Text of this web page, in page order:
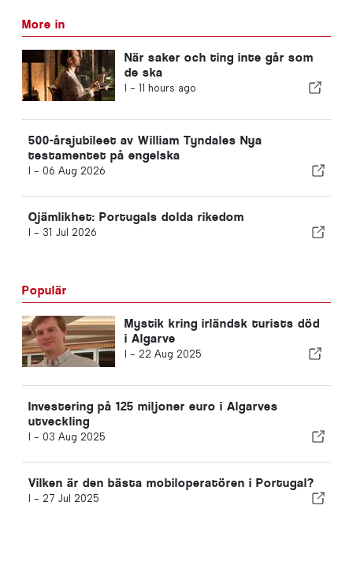
More in
När saker och ting inte går som
de ska
I - 11 hours ago
500-årsjubileet av William Tyndales Nya
testamentet på engelska
I - 06 Aug 2026
Ojämlikhet: Portugals dolda rikedom
I - 31 Jul 2026
Populär
Mystik kring irländsk turists död
i Algarve
I - 22 Aug 2025
Investering på 125 miljoner euro i Algarves
utveckling
I - 03 Aug 2025
Vilken är den bästa mobiloperatören i Portugal?
I - 27 Jul 2025